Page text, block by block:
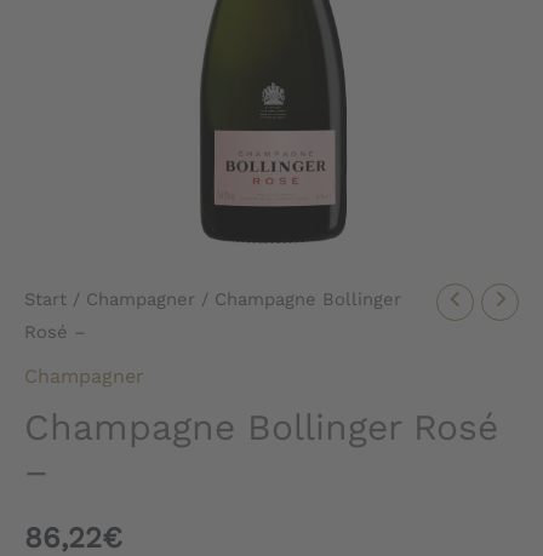
Start / Champagner / Champagne Bollinger
Rosé –
Champagner
Champagne Bollinger Rosé
–
86,22€